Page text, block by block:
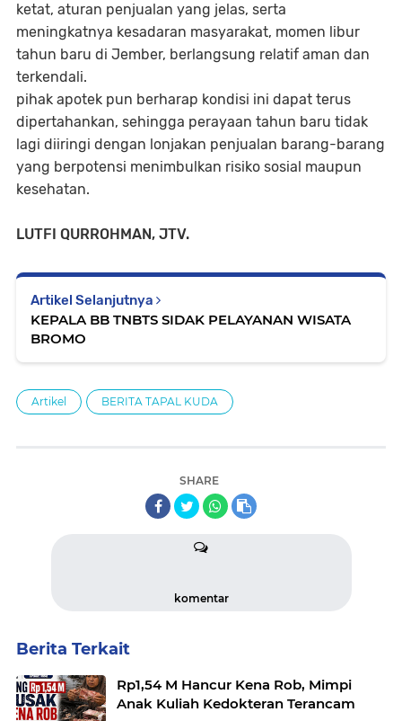
ketat, aturan penjualan yang jelas, serta
meningkatnya kesadaran masyarakat, momen libur
tahun baru di Jember, berlangsung relatif aman dan
terkendali.
pihak apotek pun berharap kondisi ini dapat terus
dipertahankan, sehingga perayaan tahun baru tidak
lagi diiringi dengan lonjakan penjualan barang-barang
yang berpotensi menimbulkan risiko sosial maupun
kesehatan.
LUTFI QURROHMAN, JTV.
Artikel Selanjutnya
KEPALA BB TNBTS SIDAK PELAYANAN WISATA
BROMO
Artikel BERITA TAPAL KUDA
SHARE
komentar
Berita Terkait
Rp1,54 M Hancur Kena Rob, Mimpi
Anak Kuliah Kedokteran Terancam